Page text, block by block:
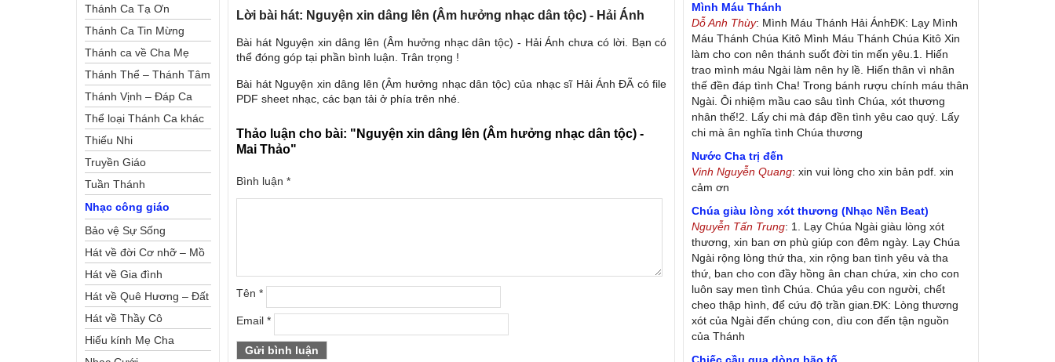
Lời bài hát: Nguyện xin dâng lên (Âm hưởng nhạc dân tộc) - Hải Ánh
Bài hát Nguyện xin dâng lên (Âm hưởng nhạc dân tộc) - Hải Ánh chưa có lời. Bạn có
thể đóng góp tại phần bình luận. Trân trọng !
Bài hát Nguyện xin dâng lên (Âm hưởng nhạc dân tộc) của nhạc sĩ Hải Ánh ĐÃ có file
PDF sheet nhạc, các bạn tải ở phía trên nhé.
Thảo luận cho bài: "Nguyện xin dâng lên (Âm hưởng nhạc dân tộc) -
Mai Thảo"
Bình luận*
Tên*
Email*
Thánh Ca Tạ Ơn
Thánh Ca Tin Mừng
Thánh ca về Cha Mẹ
Thánh Thể – Thánh Tâm
Thánh Vịnh – Đáp Ca
Thể loại Thánh Ca khác
Thiếu Nhi
Truyền Giáo
Tuần Thánh
Nhạc công giáo
Bảo vệ Sự Sống
Hát về đời Cơ nhỡ – Mồ
côi
Hát về Gia đình
Hát về Quê Hương – Đất
Nước
Hát về Thầy Cô
Hiếu kính Mẹ Cha
Mình Máu Thánh
Dỗ Anh Thùy: Mình Máu Thánh Hải ÁnhĐK: Lạy Mình
Máu Thánh Chúa Kitô Mình Máu Thánh Chúa Kitô Xin
làm cho con nên thánh suốt đời tin mến yêu.1. Hiến
trao mình máu Ngài làm nên hy lề. Hiến thân vì nhân
thế đền đáp tình Cha! Trong bánh rượu chính máu thân
Ngài. Ôi nhiệm mầu cao sâu tình Chúa, xót thương
nhân thế!2. Lấy chi mà đáp đền tình yêu cao quý. Lấy
chi mà ân nghĩa tình Chúa thương
Nước Cha trị đến
Vinh Nguyễn Quang: xin vui lòng cho xin bản pdf. xin
cảm ơn
Chúa giàu lòng xót thương (Nhạc Nền Beat)
Nguyễn Tấn Trung: 1. Lạy Chúa Ngài giàu lòng xót
thương, xin ban ơn phù giúp con đêm ngày. Lạy Chúa
Ngài rộng lòng thứ tha, xin rộng ban tình yêu và tha
thứ, ban cho con đầy hồng ân chan chứa, xin cho con
luôn say men tình Chúa. Chúa yêu con người, chết
cheo thập hình, để cứu độ trần gian.ĐK: Lòng thương
xót của Ngài đến chúng con, dìu con đến tận nguồn
của Thánh